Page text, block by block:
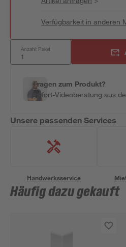
Verfügbarkeit in anderen
Anzahl: Paket
Fragen zum Produkt?
Sofort-Videoberatung aus
Unsere passenden Services
Handwerksservice
Häufig dazu gekauft